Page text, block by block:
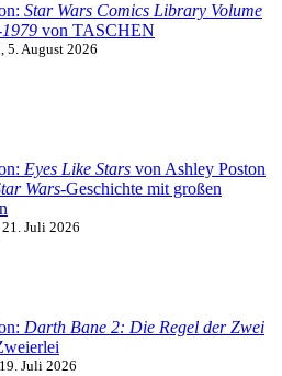
Star Wars Comics Library Volume
von TASCHEN
5. August 2026
Eyes Like Stars von Ashley Poston
Wars-Geschichte mit großen
Juli 2026
Darth Bane 2: Die Regel der Zwei
Juli 2026